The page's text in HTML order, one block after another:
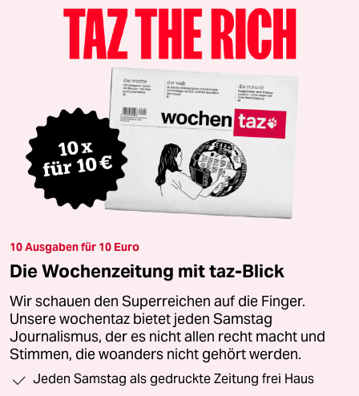
10 Ausgaben für 10 Euro
Die Wochenzeitung mit taz-Blick
Wir schauen den Superreichen auf die Finger.
Unsere wochentaz bietet jeden Samstag
Journalismus, der es nicht allen recht macht und
Stimmen, die woanders nicht gehört werden.
Jeden Samstag als gedruckte Zeitung frei Haus